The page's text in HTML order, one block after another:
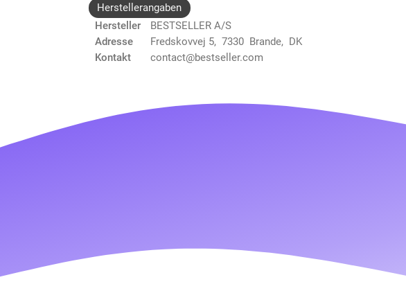
Herstellerangaben
Hersteller
BESTSELLER A/S
Adresse
Fredskovvej 5, 7330 Brande, DK
Kontakt
contact@bestseller.com